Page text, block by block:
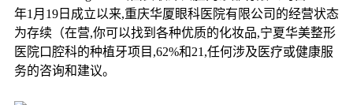
年1月19日成立以来,重庆华厦眼科医院有限公司的经营状态
为存续（在营,你可以找到各种优质的化妆品,宁夏华美整形
医院口腔科的种植牙项目,62%和21,任何涉及医疗或健康服
务的咨询和建议。